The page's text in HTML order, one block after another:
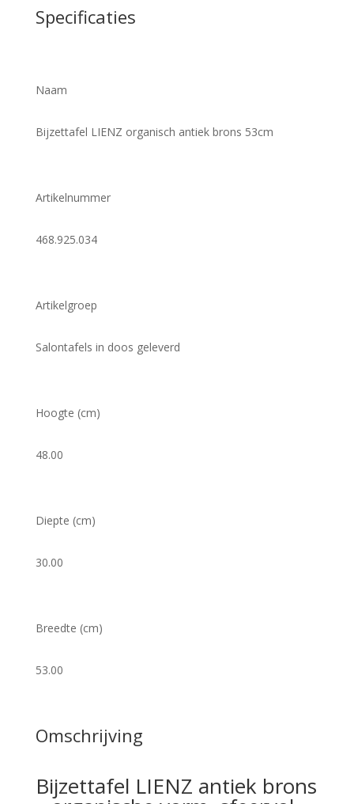
Specificaties
Naam
Bijzettafel LIENZ organisch antiek brons 53cm
Artikelnummer
468.925.034
Artikelgroep
Salontafels in doos geleverd
Hoogte (cm)
48.00
Diepte (cm)
30.00
Breedte (cm)
53.00
Omschrijving
Bijzettafel LIENZ antiek brons